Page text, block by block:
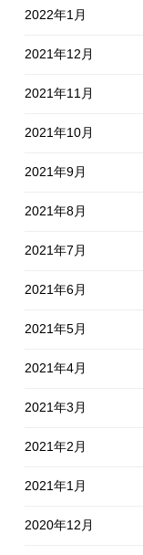
2022年1月
2021年12月
2021年11月
2021年10月
2021年9月
2021年8月
2021年7月
2021年6月
2021年5月
2021年4月
2021年3月
2021年2月
2021年1月
2020年12月